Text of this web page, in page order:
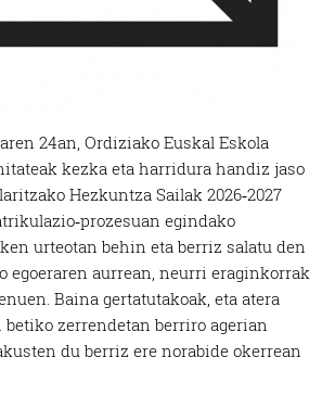
24an, Ordiziako Euskal Eskola
kezka eta harridura handiz jaso
Hezkuntza Sailak 2026‑2027
egindako
urteotan behin eta berriz salatu den
egoeraren aurrean, neurri eraginkorrak
Baina gertatutakoak, eta atera
zerrendetan berriro agerian
du berriz ere norabide okerrean